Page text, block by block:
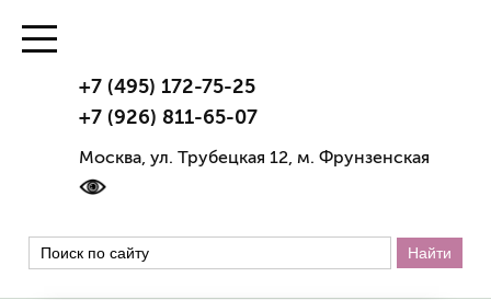
+7 (495) 172-75-25
+7 (926) 811-65-07
Москва, ул. Трубецкая 12, м. Фрунзенская